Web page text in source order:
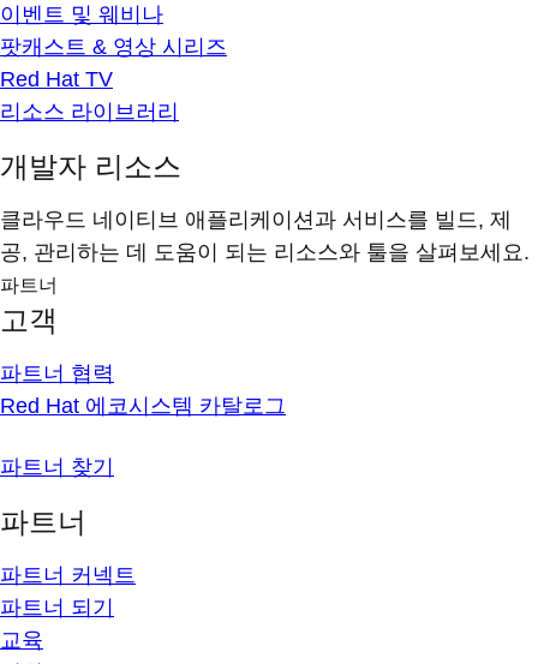
이벤트 및 웨비나
팟캐스트 & 영상 시리즈
Red Hat TV
리소스 라이브러리
개발자 리소스
클라우드 네이티브 애플리케이션과 서비스를 빌드, 제
공, 관리하는 데 도움이 되는 리소스와 툴을 살펴보세요.
파트너
고객
파트너 협력
Red Hat 에코시스템 카탈로그
파트너 찾기
파트너
파트너 커넥트
파트너 되기
교육